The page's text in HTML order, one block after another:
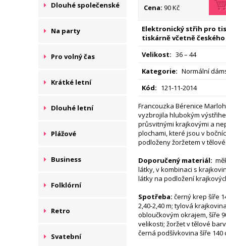
Dlouhé společenské
Na party
Pro volný čas
Krátké letní
Dlouhé letní
Plážové
Business
Folklórní
Retro
Svatební
Cena: 90 Kč
Elektronický střih pro
tiskárně včetně českého
Velikost: 36 – 44
Kategorie: Normální
Kód: 121-11-2014
Francouzka Bérenice
vyzbrojila hlubokým
průsvitnými krajkovými a
plochami, které jsou v
podloženy žoržetem v
Doporučený materiál:
látky, v kombinaci s
látky na podložení
Spotřeba: černý krep šíře
2,40-2,40 m; tylová
obloučkovým okrajem, šíře
velikosti; žoržet v tělové
černá podšívkovina šíře 140